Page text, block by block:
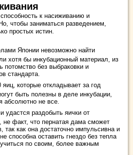
к насиживанию и
чтобы заниматься разведением,
простых истин.
Японии невозможно найти
хотя бы инкубационный материал, из
потомство без выбраковки и
стандарта.
яиц, которые откладывает за год
быть полезны в деле инкубации,
абсолютно не все.
удастся раздобыть яички от
не факт, что пернатая дама сможет
так как она достаточно импульсивна и
способна оставить гнездо без тепла
по своим, более важным